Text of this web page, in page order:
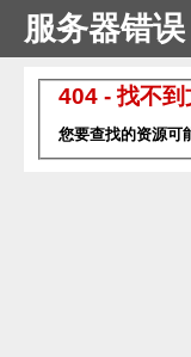
服务器错误
404 - 找不到
您要查找的资源可